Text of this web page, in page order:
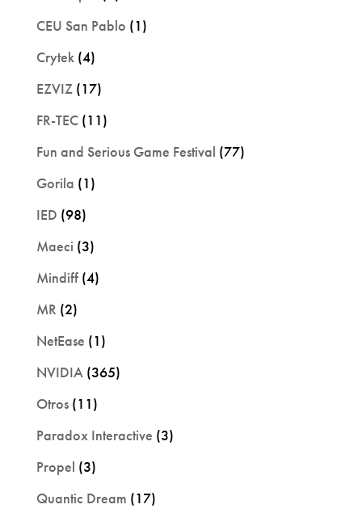
CEU San Pablo (1)
Crytek(4)
EZVIZ(17)
FR-TEC(11)
Fun and Serious Game Festival (77)
Gorila (1)
IED (98)
Maeci (3)
Mindiff(4)
MR (2)
NetEase (1)
NVIDIA(365)
Otros(11)
Paradox Interactive (3)
Propel (3)
Quantic Dream (17)